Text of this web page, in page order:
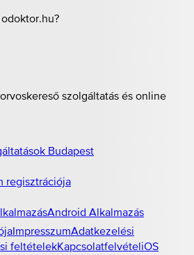
szolgáltatás és online
Budapest
regisztrációja
Android Alkalmazás
ImpresszumAdatkezelési
feltételekKapcsolatfelvételiOS